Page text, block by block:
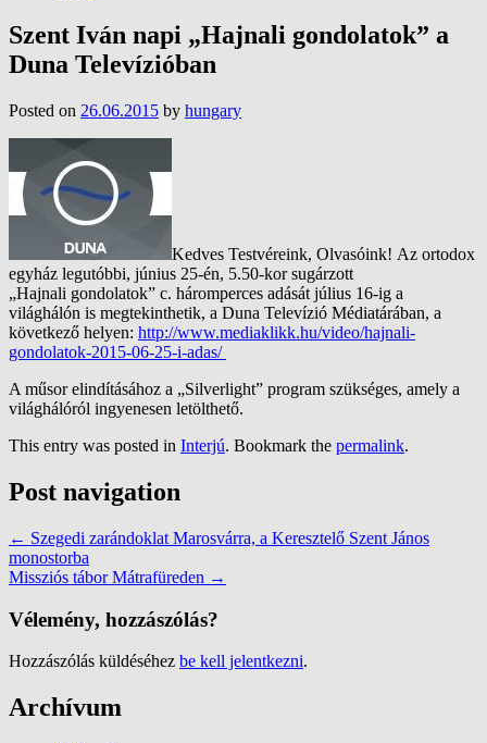
Szent Iván napi „Hajnali gondolatok” a
Duna Televízióban
Posted on 26.06.2015 by hungary
Kedves Testvéreink, Olvasóink! Az ortodox
egyház legutóbbi, június 25-én, 5.50-kor sugárzott
„Hajnali gondolatok” c. háromperces adását július 16-ig a
világhálón is megtekinthetik, a Duna Televízió Médiatárában, a
következő helyen: http://www.mediaklikk.hu/video/hajnali-
gondolatok-2015-06-25-i-adas/
A műsor elindításához a „Silverlight” program szükséges, amely a
világhálóról ingyenesen letölthető.
This entry was posted in Interjú. Bookmark the permalink.
Post navigation
← Szegedi zarándoklat Marosvárra, a Keresztelő Szent János
monostorba
Missziós tábor Mátrafüreden →
Vélemény, hozzászólás?
Hozzászólás küldéséhez be kell jelentkezni.
Archívum